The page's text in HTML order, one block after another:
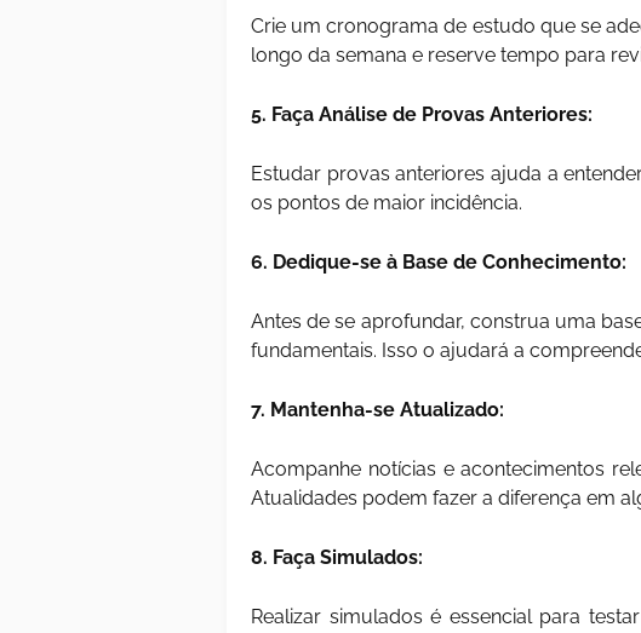
Crie um cronograma de estudo que se
longo da semana e reserve tempo para
5. Faça Análise de Provas Anteriores:
Estudar provas anteriores ajuda a
os pontos de maior incidência.
6. Dedique-se à Base de Conhecimento:
Antes de se aprofundar, construa uma
fundamentais. Isso o ajudará a
7. Mantenha-se Atualizado:
Acompanhe notícias e acontecimentos
Atualidades podem fazer a diferença em
8. Faça Simulados:
Realizar simulados é essencial para